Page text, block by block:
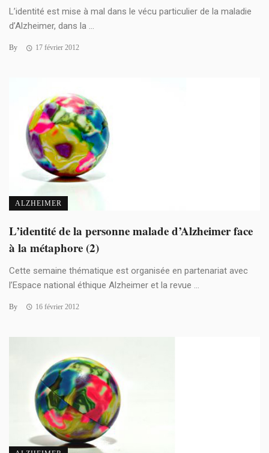
L’identité est mise à mal dans le vécu particulier de la maladie
d’Alzheimer, dans la ...
By 17 février 2012
ALZHEIMER
L’identité de la personne malade d’Alzheimer face
à la métaphore (2)
Cette semaine thématique est organisée en partenariat avec
l’Espace national éthique Alzheimer et la revue ...
By 16 février 2012